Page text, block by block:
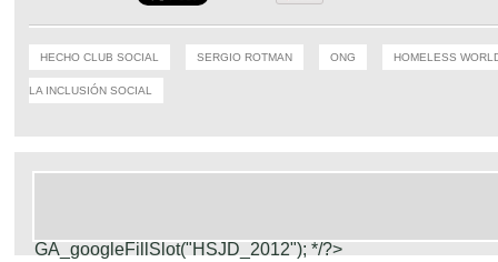
HECHO CLUB SOCIAL SERGIO ROTMAN ONG HOMELESS
LA INCLUSIÓN SOCIAL
GA_googleFillSlot("HSJD_2012"); */?>